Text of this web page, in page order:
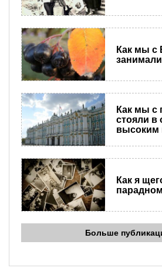
Как мы с
Как мы с
стояли в
высоким
Как я
Больше